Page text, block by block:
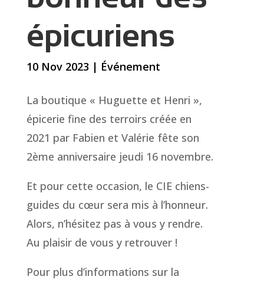
épicuriens
10 Nov 2023 | Événement
La boutique « Huguette et Henri »,
épicerie fine des terroirs créée en
2021 par Fabien et Valérie fête son
2ème anniversaire jeudi 16 novembre.
Et pour cette occasion, le CIE chiens-
guides du cœur sera mis à l’honneur.
Alors, n’hésitez pas à vous y rendre.
Au plaisir de vous y retrouver !
Pour plus d’informations sur la